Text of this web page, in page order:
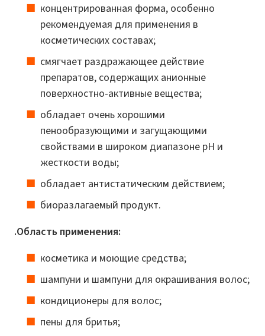
концентрированная форма, особенно
рекомендуемая для применения в
косметических составах;
смягчает раздражающее действие
препаратов, содержащих анионные
поверхностно-активные вещества;
обладает очень хорошими
пенообразующими и загущающими
свойствами в широком диапазоне pH и
жесткости воды;
обладает антистатическим действием;
биоразлагаемый продукт.
.Область применения:
косметика и моющие средства;
шампуни и шампуни для окрашивания волос;
кондиционеры для волос;
пены для бритья;